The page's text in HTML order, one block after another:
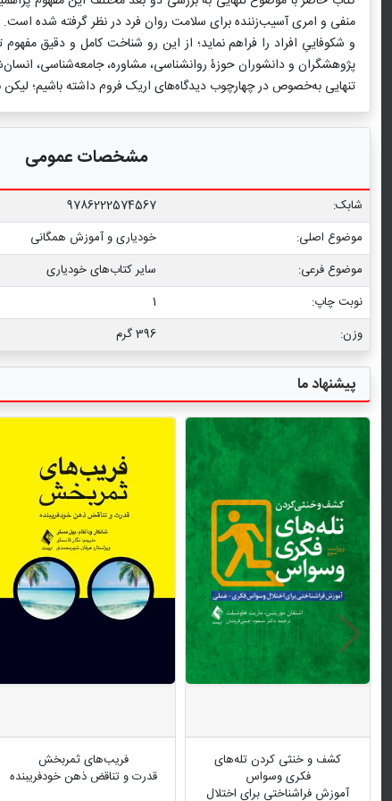
منفی و امری آسیب‌زننده برای سلامت روان فرد در نظر گرفته شده
و شکوفاییِ افراد را فراهم نماید؛ از این رو شناخت کامل و دقیق
پژوهشگران و دانشوران حوزۀ روانشناسی، مشاوره، جامعه‌شناسی،
تنهایی به‌خصوص در چهارچوب دیدگاه‌های اریک فروم داشته باشیم؛ لیکن
مشخصات عمومی
شابک:
9786222574567
موضوع اصلی:
خودیاری و آموزش همگانی
موضوع فرعی:
سایر کتاب‌های خودیاری
نوبت چاپ:
1
وزن:
396 گرم
پیشنهاد ما
کشف و خنثی کردن تله‌های
فکری وسواس
آموزش فراشناختی برای اختلال
فریب‌های ثمربخش
قدرت و تناقض ذهن خودفریبنده